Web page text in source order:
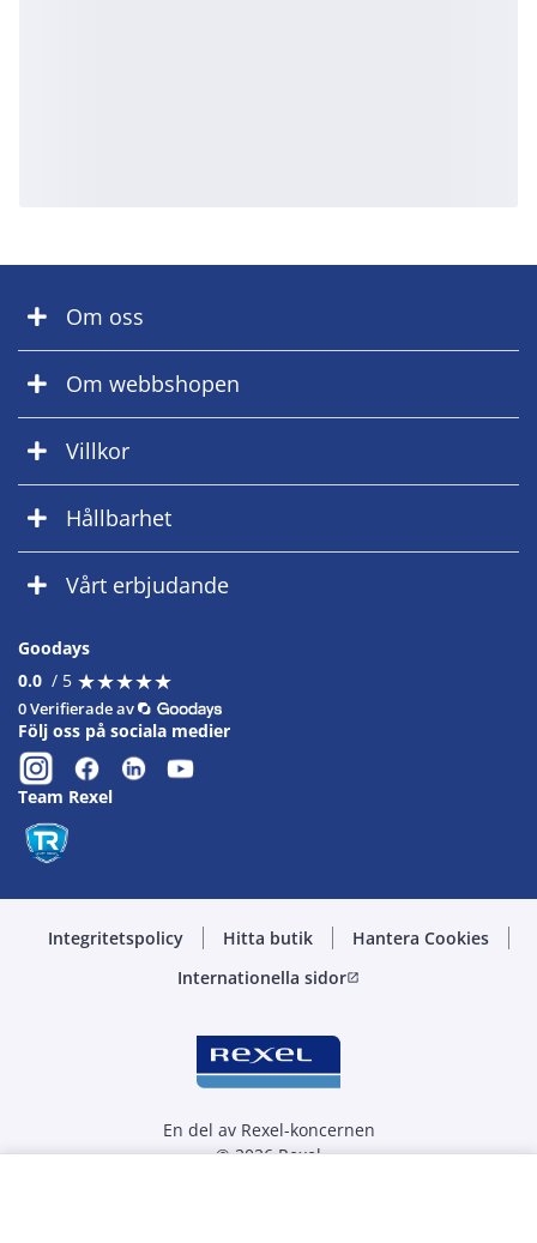
Om oss
Om webbshopen
Villkor
Hållbarhet
Vårt erbjudande
Goodays
0.0 / 5 ★★★★★
★★★★★
0 Verifierade av
Följ oss på sociala medier
Team Rexel
Integritetspolicy Hitta butik
Hantera Cookies
Internationella sidoropen_in_new
En del av Rexel-koncernen
© 2026 Rexel